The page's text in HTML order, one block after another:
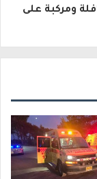
ومركبة على